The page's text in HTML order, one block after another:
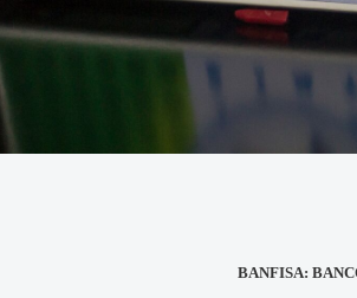
BANFISA: